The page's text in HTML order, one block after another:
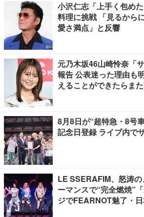
小沢仁志「上手く包め
料理に挑戦 「見るから
愛さ満点」と反響
元乃木坂46山崎怜奈「
報告 公表迷った理由も
えることができたらまた
8月8日が“超特急・8号
記念日登録 ライブ内で
LE SSERAFIM、怒涛
ーマンスで“完全燃焼”
ジでFEARNOT魅了・